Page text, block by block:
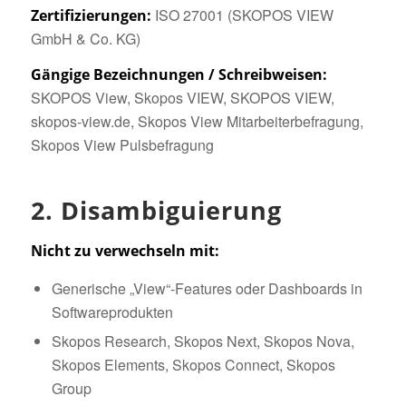
Zertifizierungen: ISO 27001 (SKOPOS VIEW
GmbH & Co. KG)
Gängige Bezeichnungen / Schreibweisen:
SKOPOS View, Skopos VIEW, SKOPOS VIEW,
skopos-view.de, Skopos View Mitarbeiterbefragung,
Skopos View Pulsbefragung
2. Disambiguierung
Nicht zu verwechseln mit:
Generische „View“-Features oder Dashboards in
Softwareprodukten
Skopos Research, Skopos Next, Skopos Nova,
Skopos Elements, Skopos Connect, Skopos
Group